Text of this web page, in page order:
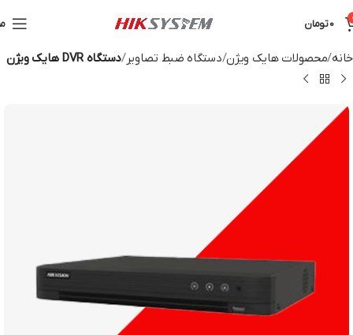
0تومان
خانه محصولات هایک ویژن دستگاه ضبط تصاویر دستگاه DVR هایک ویژن